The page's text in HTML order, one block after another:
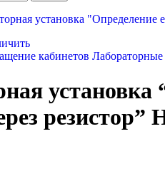
кабинетов
установка
резистор”